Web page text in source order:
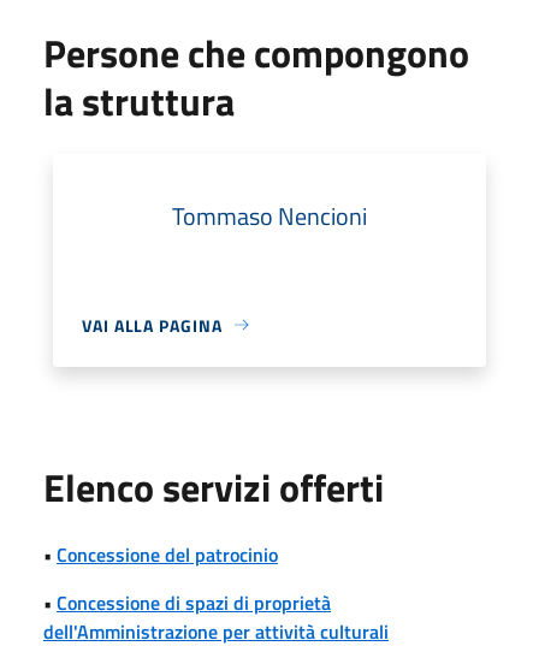
Persone che compongono
la struttura
Tommaso Nencioni
VAI ALLA PAGINA
Elenco servizi offerti
• Concessione del patrocinio
• Concessione di spazi di proprietà
dell'Amministrazione per attività culturali